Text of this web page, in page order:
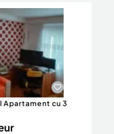
Apartament cu 3